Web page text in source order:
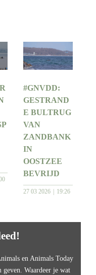
#GNVDD:
GESTRAND
E BULTRUG
VAN
ZANDBANK
IN
OOSTZEE
BEVRIJD
27 03 2026 19:26
en Animals Today
geven. Waardeer je wat